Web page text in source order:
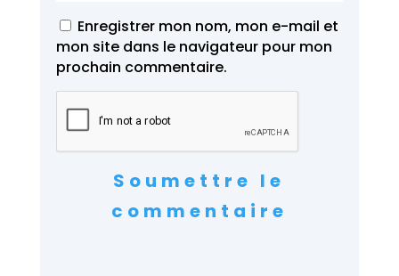
Enregistrer mon nom, mon e-mail et
mon site dans le navigateur pour mon
prochain commentaire.
Soumettre le
commentaire